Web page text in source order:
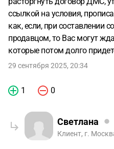
ссылкой на условия,
как, если, при составлении
продавцом, то Вас могут
которые потом долго
29 сентября 2025, 20:34
1 0
Светлана
Клиент, г.